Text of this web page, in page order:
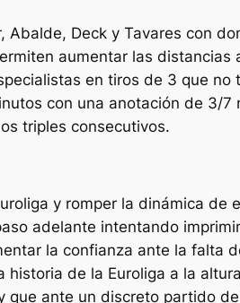
Deck y Tavares con
aumentar las
en tiros de 3 que no
con una anotación de 3/
triples consecutivos.
y romper la dinámica de
adelante intentando
la confianza ante la falta
de la Euroliga a la
ante un discreto partido